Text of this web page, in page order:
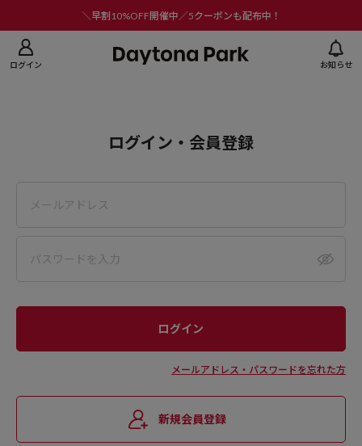
＼早割10%OFF開催中／5クーポンも配布中！
ログイン お知らせ
ログイン・会員登録
メールアドレス・パスワードを忘れた方
新規会員登録